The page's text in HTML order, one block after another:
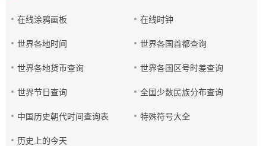
在线涂鸦画板 在线时钟
世界各地时间 世界各国首都查询
世界各地货币查询 世界各国区号时差查询
世界节日查询 全国少数民族分布查询
中国历史朝代时间查询表 特殊符号大全
历史上的今天